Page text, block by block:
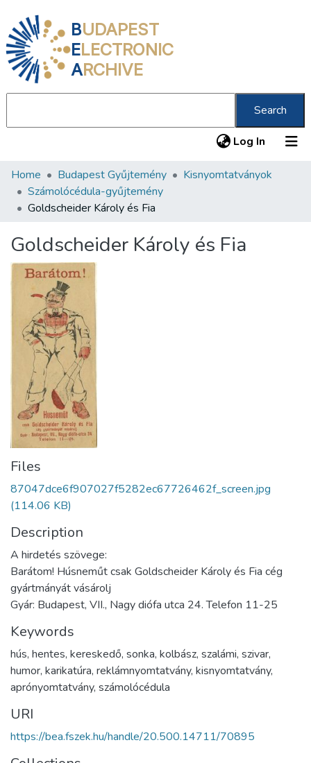
BUDAPEST
ELECTRONIC
ARCHIVE
Search
Log In (current)
Communities & Collections
All of DSpace
About us
Home Budapest Gyűjtemény
Kisnyomtatványok
Számolócédula-gyűjtemény
Goldscheider Károly és Fia
Goldscheider Károly és Fia
Files
87047dce6f907027f5282ec67726462f_screen.jpg
(114.06 KB)
Description
A hirdetés szövege:
Barátom! Húsneműt csak Goldscheider Károly és Fia cég
gyártmányát vásárolj
Gyár: Budapest, VII., Nagy diófa utca 24. Telefon 11-25
Keywords
hús, hentes, kereskedő, sonka, kolbász, szalámi, szivar,
humor, karikatúra, reklámnyomtatvány, kisnyomtatvány,
aprónyomtatvány, számolócédula
URI
https://bea.fszek.hu/handle/20.500.14711/70895